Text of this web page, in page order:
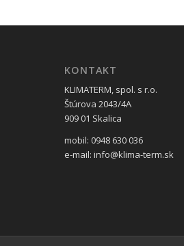
KONTAKT
KLIMATERM, spol. s r.o.
Štúrova 2043/4A
909 01 Skalica
mobil: 0948 630 036
e-mail: info@klima-term.sk